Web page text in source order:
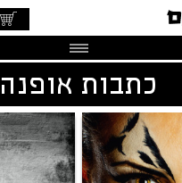
כתבות אופנה